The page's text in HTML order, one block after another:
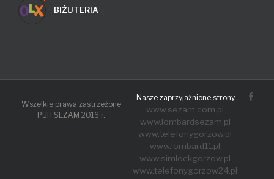
BIŻUTERIA
Wszelkie prawa zastrzeżone
PUH SEZAM 2016 r.
Nasze zaprzyjaźnione strony
www.sezam.com.pl
www.lombardsezam.pl
www.telefonygorzow.pl
www.lombard11.pl
www.simlockgorzow.pl
www.telefonygorzow24.pl